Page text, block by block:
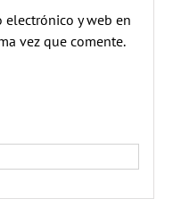
electrónico y web en
vez que comente.